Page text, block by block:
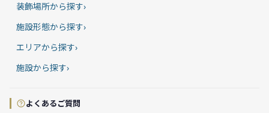
装飾場所から探す›
施設形態から探す›
エリアから探す›
施設から探す›
よくあるご質問